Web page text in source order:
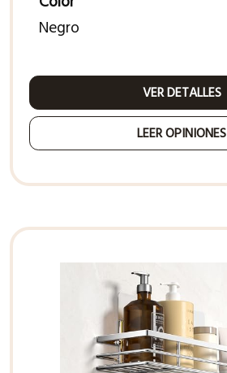
Negro
VER DETALLES
LEER OPINIONES